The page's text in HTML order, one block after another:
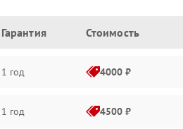
Гарантия Стоимость
1 год 4000 ₽
1 год 4500 ₽